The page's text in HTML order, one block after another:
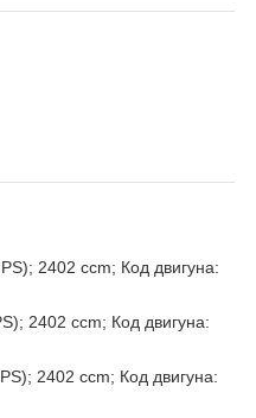
2402 ccm; Код двигуна:
2402 ccm; Код двигуна:
2402 ccm; Код двигуна: